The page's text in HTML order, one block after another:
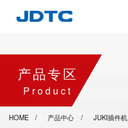
产品专区
Product
HOME 产品中心 JUKI插件机